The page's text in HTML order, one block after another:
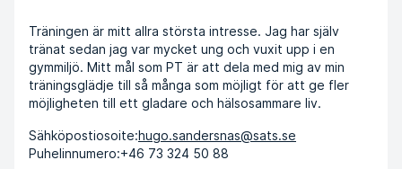
Träningen är mitt allra största intresse. Jag har själv
tränat sedan jag var mycket ung och vuxit upp i en
gymmiljö. Mitt mål som PT är att dela med mig av min
träningsglädje till så många som möjligt för att ge fler
möjligheten till ett gladare och hälsosammare liv.
Sähköpostiosoite:hugo.sandersnas@sats.se
Puhelinnumero:+46 73 324 50 88